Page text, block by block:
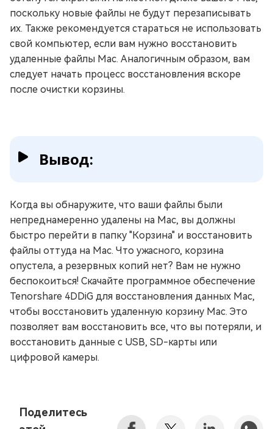
поскольку новые файлы не будут перезаписывать
их. Также рекомендуется стараться не использовать
свой компьютер, если вам нужно восстановить
удаленные файлы Mac. Аналогичным образом, вам
следует начать процесс восстановления вскоре
после очистки корзины.
Вывод:
Когда вы обнаружите, что ваши файлы были
непреднамеренно удалены на Mac, вы должны
быстро перейти в папку "Корзина" и восстановить
файлы оттуда на Mac. Что ужасного, корзина
опустела, а резервных копий нет? Вам не нужно
беспокоиться! Скачайте программное обеспечение
Tenorshare 4DDiG для восстановления данных Mac,
чтобы восстановить удаленную корзину Mac. Это
позволяет вам восстановить все, что вы потеряли, и
восстановить данные с USB, SD-карты или
цифровой камеры.
Поделитесь